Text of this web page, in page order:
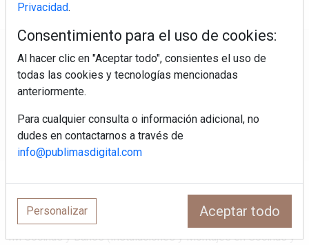
Regístrate y accede a contenidos
exclusivos
IM Cocinas y Baños (Instalaciones y Montajes en Cocinas y
Privacidad.
Consentimiento para el uso de cookies:
Al hacer clic en "Aceptar todo", consientes el uso de
todas las cookies y tecnologías mencionadas
anteriormente.
Para cualquier consulta o información adicional, no
dudes en contactarnos a través de
info@publimasdigital.com
Personalizar Aceptar todo